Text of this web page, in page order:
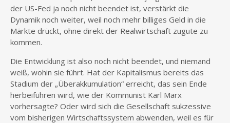
der US-Fed ja noch nicht beendet ist, verstärkt die
Dynamik noch weiter, weil noch mehr billiges Geld in die
Märkte drückt, ohne direkt der Realwirtschaft zugute zu
kommen.
Die Entwicklung ist also noch nicht beendet, und niemand
weiß, wohin sie führt. Hat der Kapitalismus bereits das
Stadium der „Überakkumulation“ erreicht, das sein Ende
herbeiführen wird, wie der Kommunist Karl Marx
vorhersagte? Oder wird sich die Gesellschaft sukzessive
vom bisherigen Wirtschaftssystem abwenden, weil es für